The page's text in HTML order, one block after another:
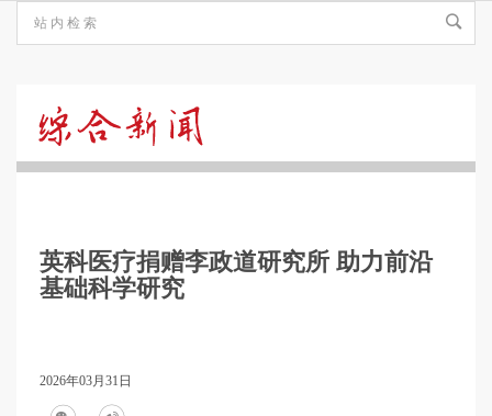
新
英科医疗捐赠李政道研究所 助力前沿
基础科学研究
2026年03月31日